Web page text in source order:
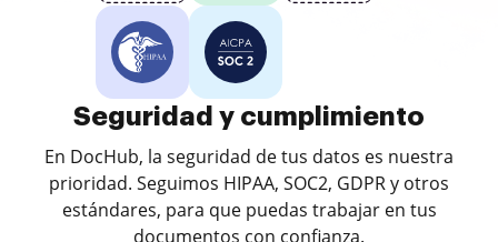
Seguridad y cumplimiento
En DocHub, la seguridad de tus datos es nuestra
prioridad. Seguimos HIPAA, SOC2, GDPR y otros
estándares, para que puedas trabajar en tus
documentos con confianza.